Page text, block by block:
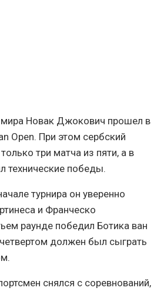
мира Новак Джокович прошел в
Open. При этом сербский
три матча из пяти, а в
технические победы.
турнира он уверенно
и Франческо
раунде победил Ботика ван
должен был сыграть
снялся с соревнований,